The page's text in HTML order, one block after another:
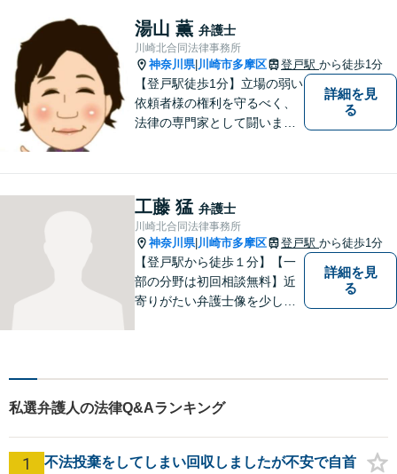
作りに尽力しています。【初
回無料相談】【東京・神奈川
エリア】
湯山 薫 弁護士
川崎北合同法律事務所
神奈川県| 川崎市多摩区 登戸駅 から徒歩1分
【登戸駅徒歩1分】立場の弱い
依頼者様の権利を守るべく、
法律の専門家として闘いま
件・刑事事件・労働事件な
ど、幅広く対応いたします。
詳細を見
る
工藤 猛 弁護士
川崎北合同法律事務所
神奈川県| 川崎市多摩区 登戸駅 から徒歩1分
【登戸駅から徒歩１分】【一
部の分野は初回相談無料】近
寄りがたい弁護士像を少しで
決が何であるのかを見極め、
誠心誠意、仕事に取り組んで
まいります。
詳細を見
る
私選弁護人の法律Q&Aランキング
1
不法投棄をしてしまい回収しましたが不安で自首